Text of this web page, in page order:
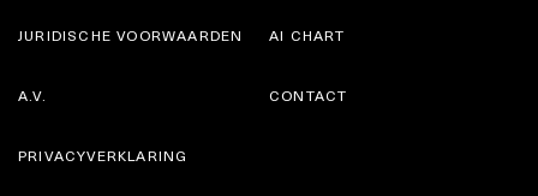
JURIDISCHE VOORWAARDEN
A.V.
AI CHART
CONTACT
PRIVACYVERKLARING